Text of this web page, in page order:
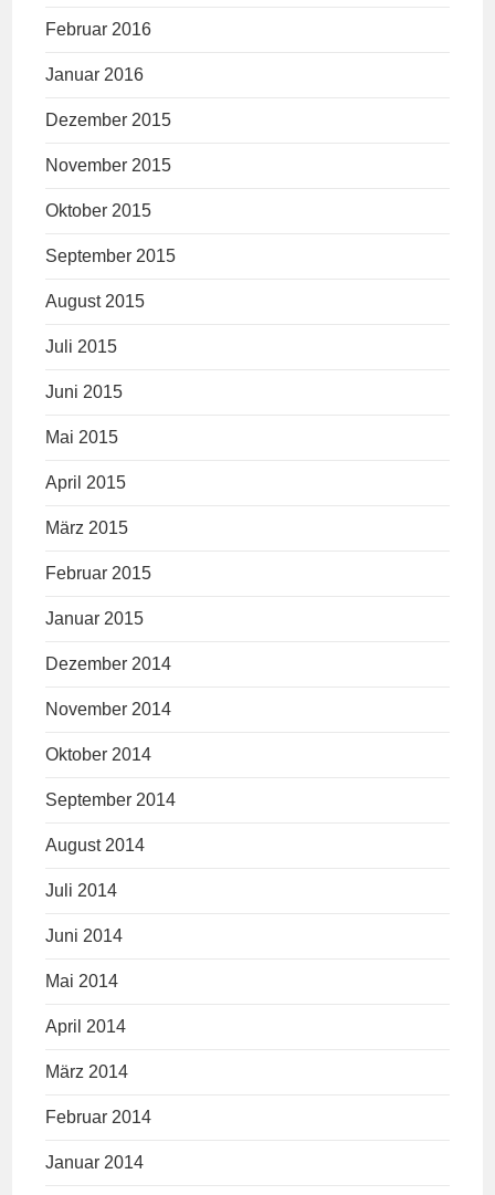
Februar 2016
Januar 2016
Dezember 2015
November 2015
Oktober 2015
September 2015
August 2015
Juli 2015
Juni 2015
Mai 2015
April 2015
März 2015
Februar 2015
Januar 2015
Dezember 2014
November 2014
Oktober 2014
September 2014
August 2014
Juli 2014
Juni 2014
Mai 2014
April 2014
März 2014
Februar 2014
Januar 2014